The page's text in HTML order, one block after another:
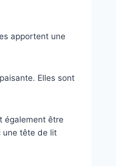
apportent une
Elles sont
également être
une tête de lit